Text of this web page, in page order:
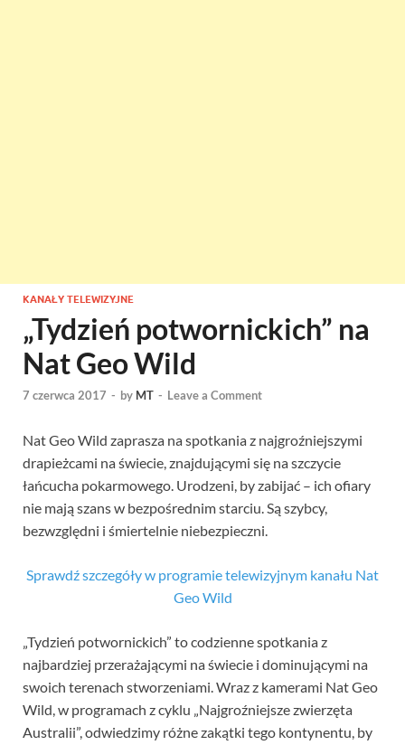
KANAŁY TELEWIZYJNE
„Tydzień potwornickich” na
Nat Geo Wild
7 czerwca 2017 - by MT - Leave a Comment
Nat Geo Wild zaprasza na spotkania z najgroźniejszymi
drapieżcami na świecie, znajdującymi się na szczycie
łańcucha pokarmowego. Urodzeni, by zabijać – ich ofiary
nie mają szans w bezpośrednim starciu. Są szybcy,
bezwzględni i śmiertelnie niebezpieczni.
Sprawdź szczegóły w programie telewizyjnym kanału Nat
Geo Wild
„Tydzień potwornickich” to codzienne spotkania z
najbardziej przerażającymi na świecie i dominującymi na
swoich terenach stworzeniami. Wraz z kamerami Nat Geo
Wild, w programach z cyklu „Najgroźniejsze zwierzęta
Australii”, odwiedzimy różne zakątki tego kontynentu, by